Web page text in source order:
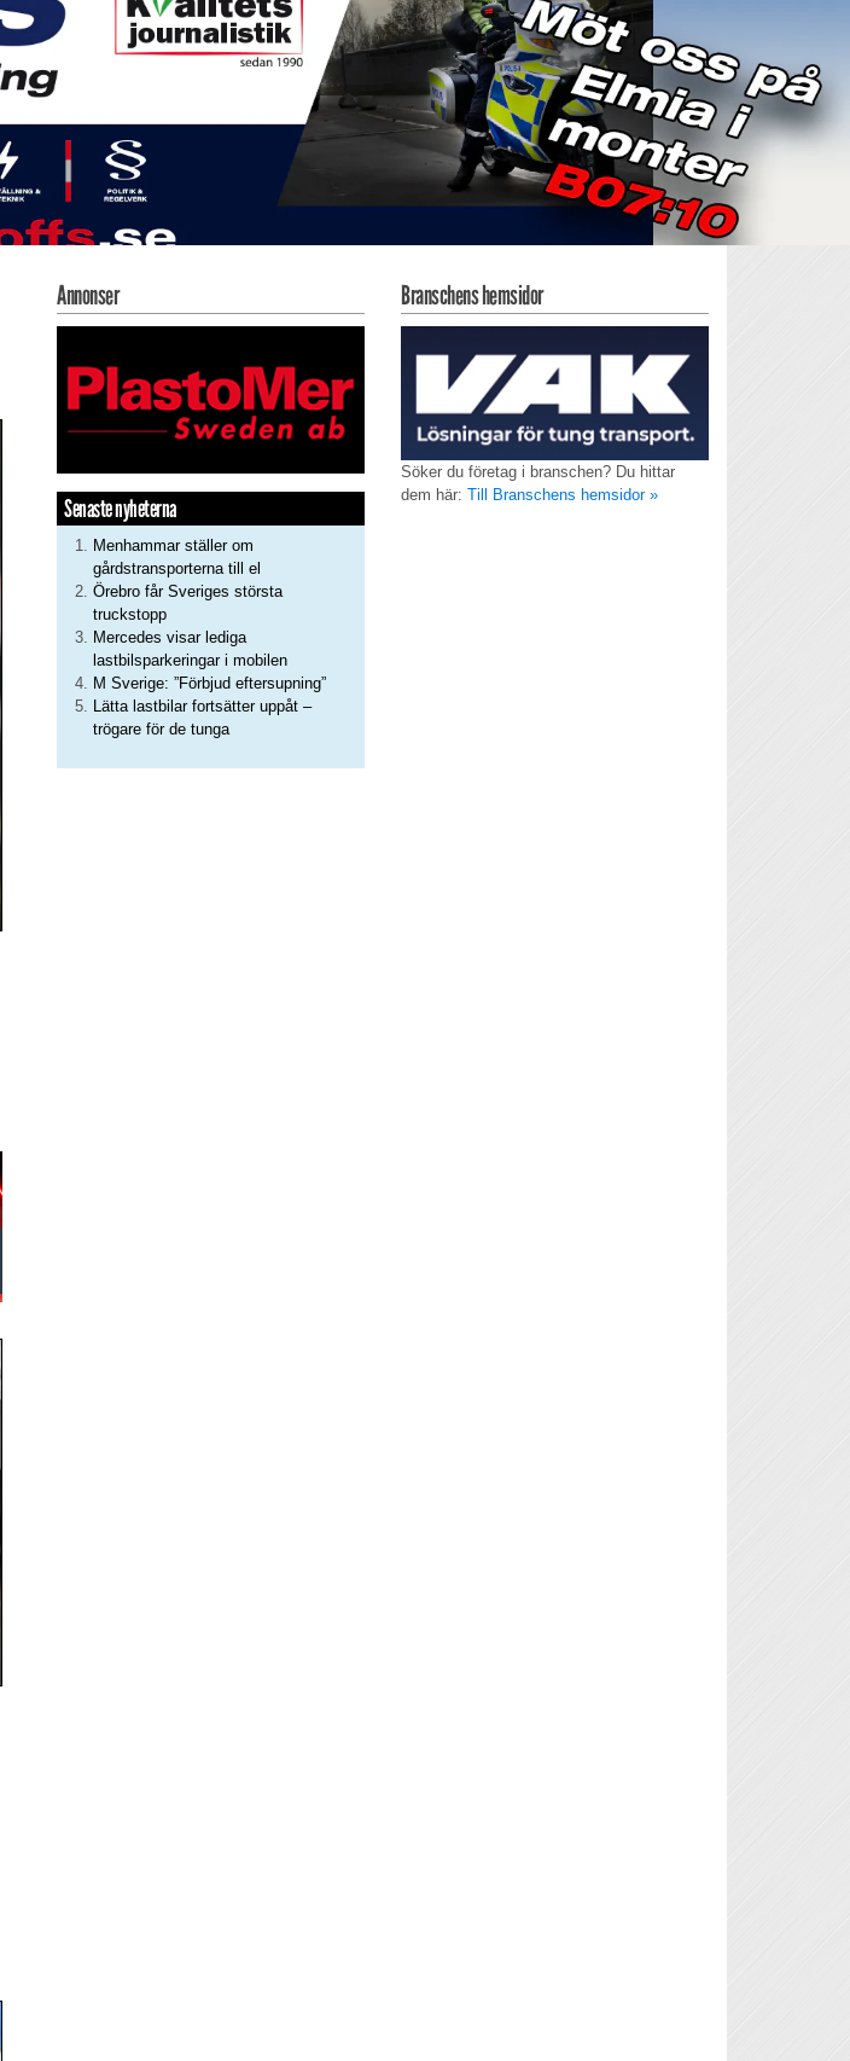
Annonser
Senaste nyheterna
Menhammar ställer om
gårdstransporterna till el
Örebro får Sveriges största
truckstopp
Mercedes visar lediga
lastbilsparkeringar i mobilen
M Sverige: ”Förbjud eftersupning”
Lätta lastbilar fortsätter uppåt –
trögare för de tunga
Branschens hemsidor
Söker du företag i branschen? Du hittar
dem här: Till Branschens hemsidor »